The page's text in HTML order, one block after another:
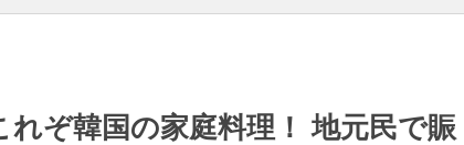
れぞ韓国の家庭料理！ 地元民で賑